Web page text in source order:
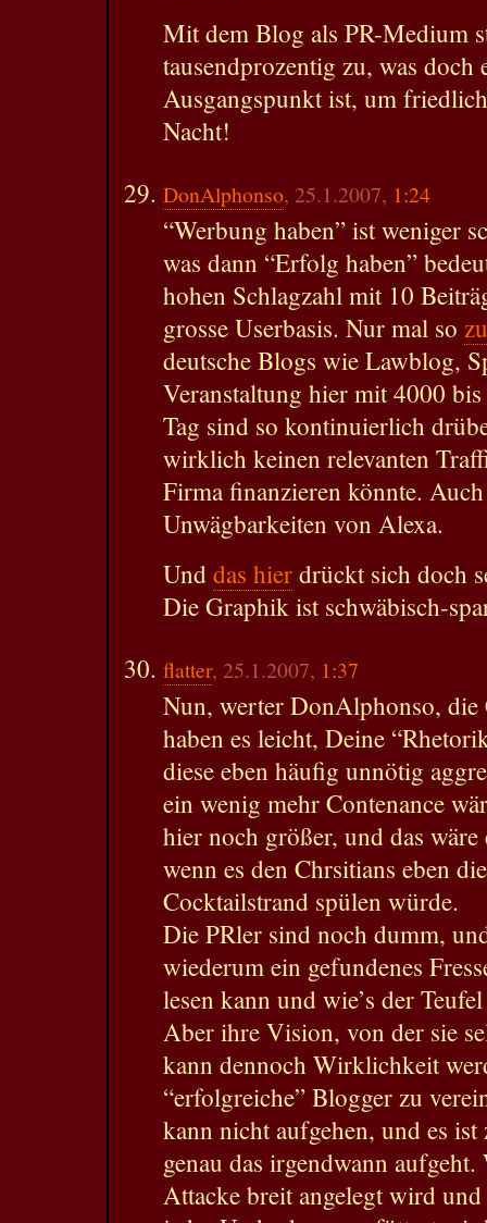
Mit dem Blog als PR-Medium
tausendprozentig zu, was doch
Ausgangspunkt ist, um
Nacht!
DonAlphonso, 25.1.2007, 1:24
“Werbung haben” ist weniger
was dann “Erfolg haben”
hohen Schlagzahl mit 10
grosse Userbasis. Nur mal so
deutsche Blogs wie Lawblog,
Veranstaltung hier mit 4000
Tag sind so kontinuierlich
wirklich keinen relevanten
Firma finanzieren könnte.
Unwägbarkeiten von Alexa.
Und das hier drückt sich doch
Die Graphik ist schwäbisch-
flatter, 25.1.2007, 1:37
Nun, werter DonAlphonso, die
haben es leicht, Deine
diese eben häufig unnötig
ein wenig mehr Contenance
hier noch größer, und das wäre
wenn es den Chrsitians eben
Cocktailstrand spülen würde.
Die PRler sind noch dumm,
wiederum ein gefundenes
lesen kann und wie’s der
Aber ihre Vision, von der sie
kann dennoch Wirklichkeit
“erfolgreiche” Blogger zu
kann nicht aufgehen, und es
genau das irgendwann
Attacke breit angelegt wird